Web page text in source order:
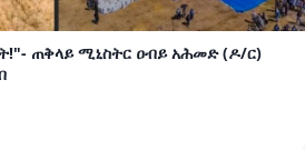
ጠቅላይ ሚኒስትር ዐብይ አሕመድ (ዶ/ር)